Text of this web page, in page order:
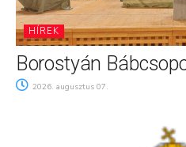
HÍREK
Borostyán
2026. augusztus 07.